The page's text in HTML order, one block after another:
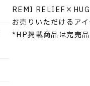
REMI RELIEF×HUG
お売りいただけるア
*HP掲載商品は完売品